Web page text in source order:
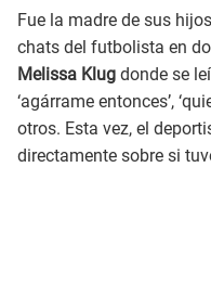
Fue la madre de sus
chats del futbolista en
Melissa Klug donde se
‘agárrame entonces’,
otros. Esta vez, el
directamente sobre si